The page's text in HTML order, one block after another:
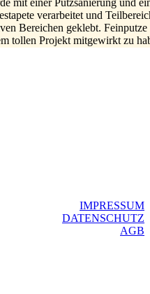
verarbeitet und
Bereichen geklebt.
tollen Projekt mitgewirkt zu
IMPRESSUM
DATENSCHUTZ
AGB